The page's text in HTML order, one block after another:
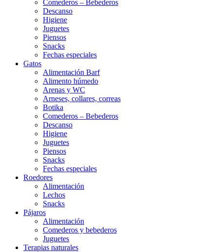
Comederos – Bebederos
Descanso
Higiene
Juguetes
Piensos
Snacks
Fechas especiales
Gatos
Alimentación Barf
Alimento húmedo
Arenas y WC
Arneses, collares, correas
Botika
Comederos – Bebederos
Descanso
Higiene
Juguetes
Piensos
Snacks
Fechas especiales
Roedores
Alimentación
Lechos
Snacks
Pájaros
Alimentación
Comederos y bebederos
Juguetes
Terapias naturales